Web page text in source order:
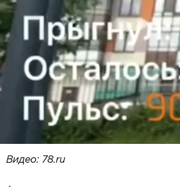
Видео: 78.ru